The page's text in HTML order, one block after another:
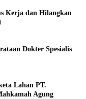
Kerja dan Hilangkan
Dokter Spesialis
Lahan PT.
Agung